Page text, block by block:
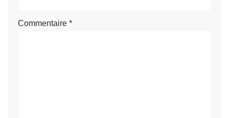
Commentaire *